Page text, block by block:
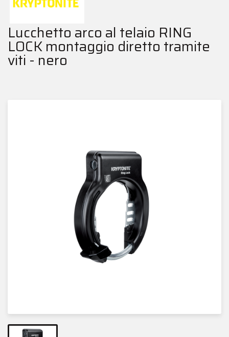
Lucchetto arco al telaio RING
LOCK montaggio diretto tramite
viti - nero